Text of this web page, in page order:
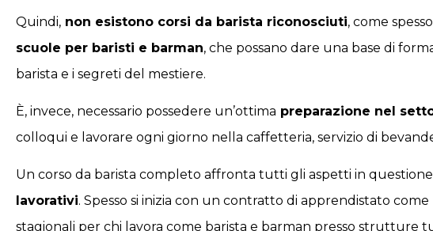
Quindi, non esistono corsi da barista riconosciuti, come
scuole per baristi e barman, che possano dare una base di
barista e i segreti del mestiere.
È, invece, necessario possedere un’ottima preparazione nel
colloqui e lavorare ogni giorno nella caffetteria, servizio di
Un corso da barista completo affronta tutti gli aspetti in
lavorativi. Spesso si inizia con un contratto di apprendistato
stagionali per chi lavora come barista e barman presso strutture